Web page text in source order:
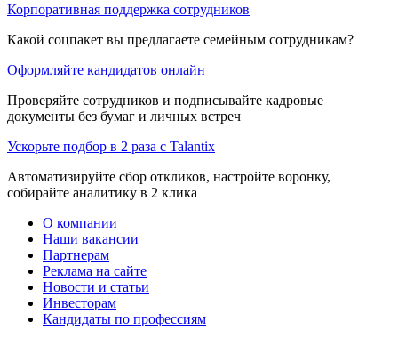
Корпоративная поддержка сотрудников
Какой соцпакет вы предлагаете семейным сотрудникам?
Оформляйте кандидатов онлайн
Проверяйте сотрудников и подписывайте кадровые
документы без бумаг и личных встреч
Ускорьте подбор в 2 раза с Talantix
Автоматизируйте сбор откликов, настройте воронку,
собирайте аналитику в 2 клика
О компании
Наши вакансии
Партнерам
Реклама на сайте
Новости и статьи
Инвесторам
Кандидаты по профессиям